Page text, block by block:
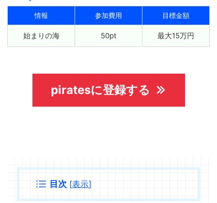
情報 参加費用 目標金額
始まりの海 50pt 最大15万円
piratesに登録する
目次 [表示]